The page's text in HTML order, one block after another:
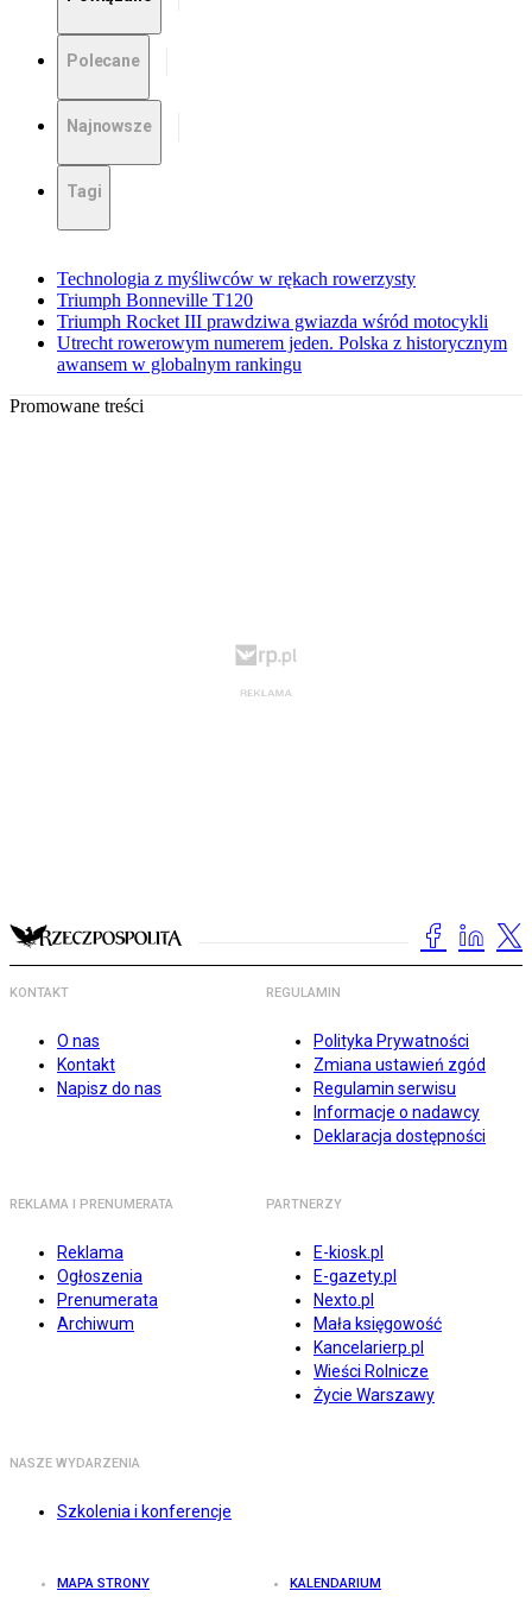
Polecane
Najnowsze
Tagi
Technologia z myśliwców w rękach rowerzysty
Triumph Bonneville T120
Triumph Rocket III prawdziwa gwiazda wśród motocykli
Utrecht rowerowym numerem jeden. Polska z historycznym
awansem w globalnym rankingu
Promowane treści
KONTAKT
O nas
Kontakt
Napisz do nas
REGULAMIN
Polityka Prywatności
Zmiana ustawień zgód
Regulamin serwisu
Informacje o nadawcy
Deklaracja dostępności
REKLAMA I PRENUMERATA
Reklama
Ogłoszenia
Prenumerata
Archiwum
PARTNERZY
E-kiosk.pl
E-gazety.pl
Nexto.pl
Mała księgowość
Kancelarierp.pl
Wieści Rolnicze
Życie Warszawy
NASZE WYDARZENIA
Szkolenia i konferencje
MAPA STRONY KALENDARIUM